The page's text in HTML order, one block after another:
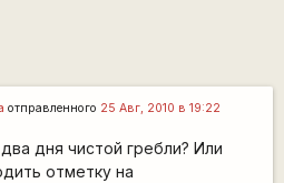
отправленного 25 Авг, 2010 в 19:22
дня чистой гребли? Или
отметку на